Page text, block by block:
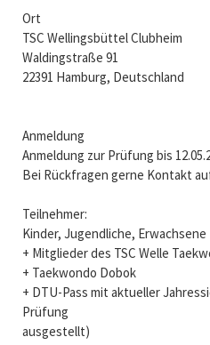
Ort
TSC Wellingsbüttel Clubheim
Waldingstraße 91
22391 Hamburg, Deutschland
Anmeldung
Anmeldung zur Prüfung bis
Bei Rückfragen gerne Kontakt
Teilnehmer:
Kinder, Jugendliche, Erwachsene
+ Mitglieder des TSC Welle
+ Taekwondo Dobok
+ DTU-Pass mit aktueller
Prüfung
ausgestellt)